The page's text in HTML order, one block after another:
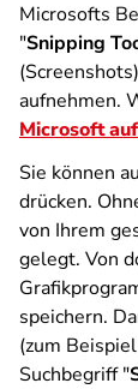
Microsofts
"Snipping
aufnehmen.
Microsoft
Sie können
drücken.
von Ihrem
gelegt. Von
speichern.
(zum
Suchbegriff "